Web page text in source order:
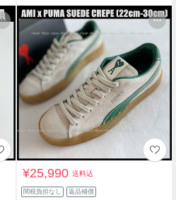
¥25,990送料込
関税負担なし 返品補償